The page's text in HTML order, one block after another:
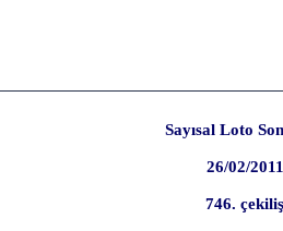
Sayısal Loto
26/02/2011
746. çekiliş